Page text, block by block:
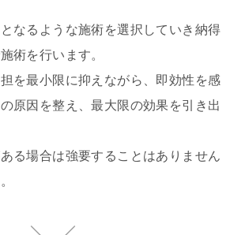
なるような施術を選択していき納得
術を行います。
を最小限に抑えながら、即効性を感
原因を整え、最大限の効果を引き出
る場合は強要することはありません